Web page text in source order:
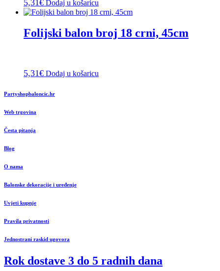
5,31€ Dodaj u košaricu
Folijski balon broj 18 crni, 45cm
5,31€ Dodaj u košaricu
Partyshopbaloncic.hr
Web trgovina
Česta pitanja
Blog
O nama
Balonske dekoracije i uređenje
Uvjeti kupnje
Pravila privatnosti
Jednostrani raskid ugovora
Rok dostave 3 do 5 radnih dana